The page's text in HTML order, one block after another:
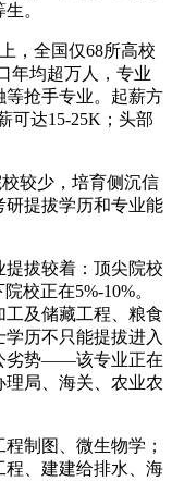
。
，全国仅68所高校
年均超万人，专业
等抢手专业。起薪方
可达15-25K；头部
较少，培育侧沉信
研提拔学历和专业能
拔较着：顶尖院校
校正在5%-10%。
及储藏工程、粮食
历不只能提拔进入
劣势——该专业正在
局、海关、农业农
制图、微生物学；
程、建建给排水、海